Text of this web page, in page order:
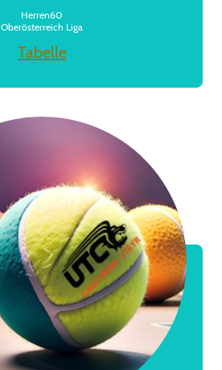
Herren60
Oberösterreich Liga
Tabelle